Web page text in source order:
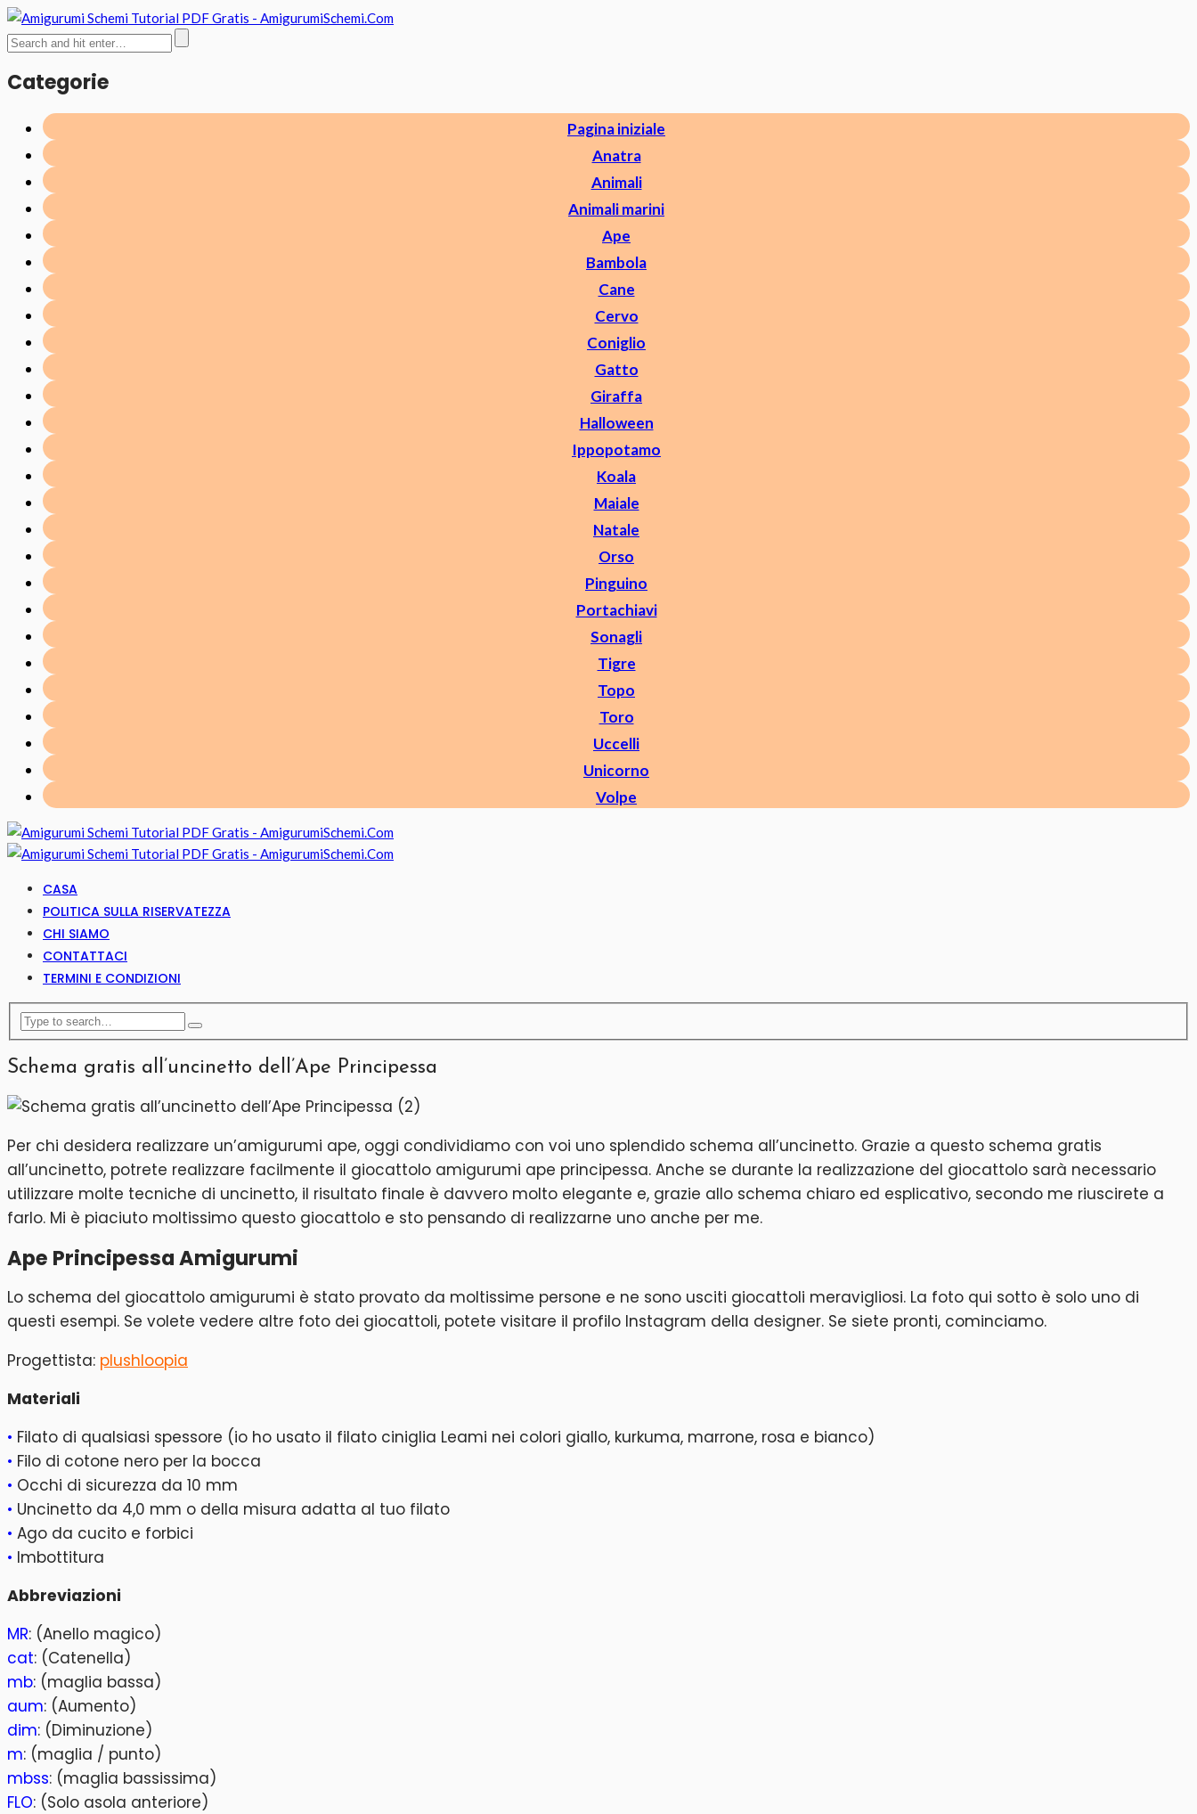
Categorie
Pagina iniziale
Anatra
Animali
Animali marini
Ape
Bambola
Cane
Cervo
Coniglio
Gatto
Giraffa
Halloween
Ippopotamo
Koala
Maiale
Natale
Orso
Pinguino
Portachiavi
Sonagli
Tigre
Topo
Toro
Uccelli
Unicorno
Volpe
CASA
POLITICA SULLA RISERVATEZZA
CHI SIAMO
CONTATTACI
TERMINI E CONDIZIONI
Schema gratis all’uncinetto dell’Ape Principessa
Per chi desidera realizzare un’amigurumi ape, oggi condividiamo con voi uno splendido schema all’uncinetto. Grazie a questo schema gratis
all’uncinetto, potrete realizzare facilmente il giocattolo amigurumi ape principessa. Anche se durante la realizzazione del giocattolo sarà necessario
utilizzare molte tecniche di uncinetto, il risultato finale è davvero molto elegante e, grazie allo schema chiaro ed esplicativo, secondo me riuscirete a
farlo. Mi è piaciuto moltissimo questo giocattolo e sto pensando di realizzarne uno anche per me.
Ape Principessa Amigurumi
Lo schema del giocattolo amigurumi è stato provato da moltissime persone e ne sono usciti giocattoli meravigliosi. La foto qui sotto è solo uno di
questi esempi. Se volete vedere altre foto dei giocattoli, potete visitare il profilo Instagram della designer. Se siete pronti, cominciamo.
Progettista: plushloopia
Materiali
• Filato di qualsiasi spessore (io ho usato il filato ciniglia Leami nei colori giallo, kurkuma, marrone, rosa e bianco)
• Filo di cotone nero per la bocca
• Occhi di sicurezza da 10 mm
• Uncinetto da 4,0 mm o della misura adatta al tuo filato
• Ago da cucito e forbici
• Imbottitura
Abbreviazioni
MR: (Anello magico)
cat: (Catenella)
mb: (maglia bassa)
aum: (Aumento)
dim: (Diminuzione)
m: (maglia / punto)
mbss: (maglia bassissima)
FLO: (Solo asola anteriore)